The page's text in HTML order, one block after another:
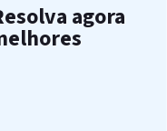
agora